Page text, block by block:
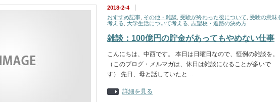
2018-2-4
おすすめ記事 その他・雑談 受験が終わった後について 受験の意味
考える 大学生活について考える 志望校・進路の決め方
雑談：100億円の貯金があってもやめない仕事
こんにちは、中西です。 本日は日曜日なので、恒例の雑談を。
（このブログ・メルマガは、休日は雑談になることが多いで
す） 先日、母と話していたと…
詳細を見る